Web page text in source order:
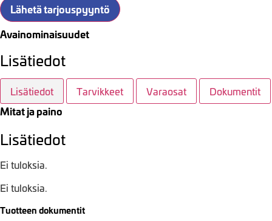
Lähetä tarjouspyyntö
Avainominaisuudet
Lisätiedot
Lisätiedot Tarvikkeet Varaosat Dokumentit
Mitat ja paino
Lisätiedot
Ei tuloksia.
Ei tuloksia.
Tuotteen dokumentit